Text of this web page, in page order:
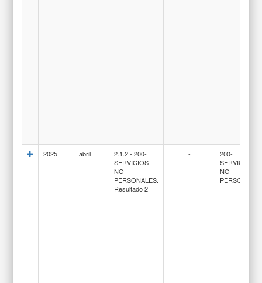
2025 abril
2.1.2 - 200-
SERVICIOS
NO
PERSONALES.
Resultado 2
-
200-
SERVICIOS
NO